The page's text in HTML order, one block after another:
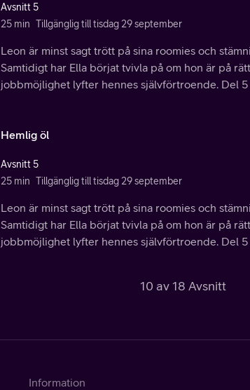
Avsnitt 5
25 min Tillgänglig till tisdag 29 september
Leon är minst sagt trött på sina roomies och
Samtidigt har Ella börjat tvivla på om hon är på
jobbmöjlighet lyfter hennes självförtroende. Del 5
Hemlig öl
Avsnitt 5
25 min Tillgänglig till tisdag 29 september
Leon är minst sagt trött på sina roomies och
Samtidigt har Ella börjat tvivla på om hon är på
jobbmöjlighet lyfter hennes självförtroende. Del 5
10 av 18 Avsnitt
Information